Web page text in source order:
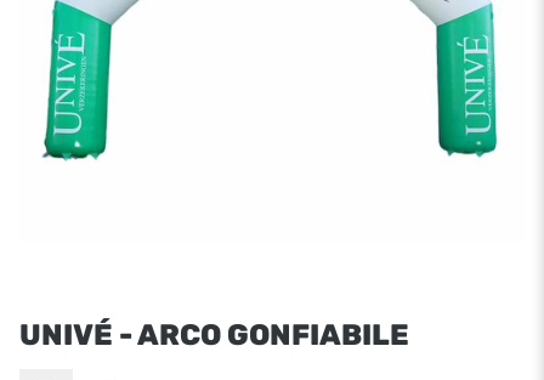
UNIVÉ - ARCO GONFIABILE